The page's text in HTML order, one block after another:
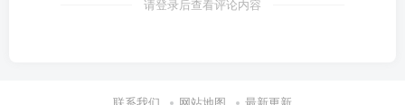
请登录后查看评论内容